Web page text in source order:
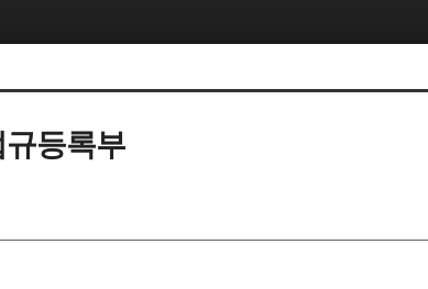
등록부